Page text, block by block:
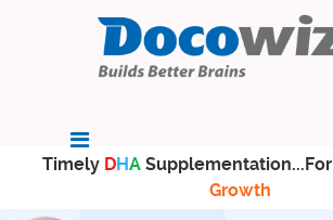
Timely DHA Supplementation...For
Growth